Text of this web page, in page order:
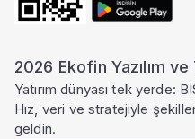
2026 Ekofin Yazılım
Yatırım dünyası tek yerde:
Hız, veri ve stratejiyle
geldin.